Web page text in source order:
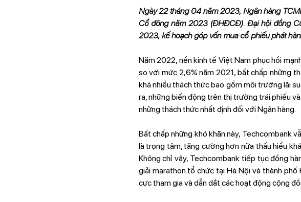
Ngày 22 tháng 04 năm 2023, Ngân hàng
Cổ đông năm 2023 (ĐHĐCĐ). Đại hội đồng
2023, kế hoạch góp vốn mua cổ phiếu phát
Năm 2022, nền kinh tế Việt Nam phục hồi
so với mức 2,6% năm 2021, bất chấp những
khá nhiều thách thức bao gồm môi trường lãi
ra, những biến động trên thị trường trái phiếu
những thách thức nhất định đối với Ngân hàng.
Bất chấp những khó khăn này, Techcombank
là trọng tâm, tăng cường hơn nữa thấu hiểu
Không chỉ vậy, Techcombank tiếp tục đồng
giải marathon tổ chức tại Hà Nội và thành phố
cực tham gia và dẫn dắt các hoạt động cộng